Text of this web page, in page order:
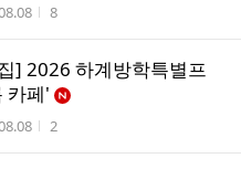
시간 조회수
8
] 2026 하계방학특별프
카페'
시간 조회수
2